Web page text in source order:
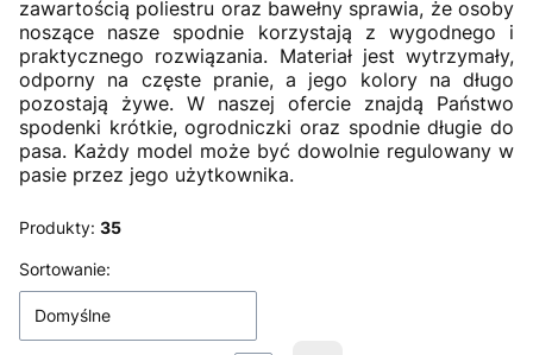
zawartością poliestru oraz bawełny sprawia, że osoby
noszące nasze spodnie korzystają z wygodnego i
praktycznego rozwiązania. Materiał jest wytrzymały,
odporny na częste pranie, a jego kolory na długo
pozostają żywe. W naszej ofercie znajdą Państwo
spodenki krótkie, ogrodniczki oraz spodnie długie do
pasa. Każdy model może być dowolnie regulowany w
pasie przez jego użytkownika.
Produkty: 35
Lista produktów
Sortowanie:
Domyślne